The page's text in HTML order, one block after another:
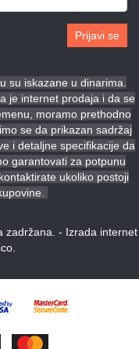
Prijavi se
su iskazane u dinarima.
je internet prodaja i da se
moramo prethodno
se da prikazan sadržaj
i detaljne specifikacije da
garantovati za potpunu
ukoliko postoji
zadržana. - Izrada internet